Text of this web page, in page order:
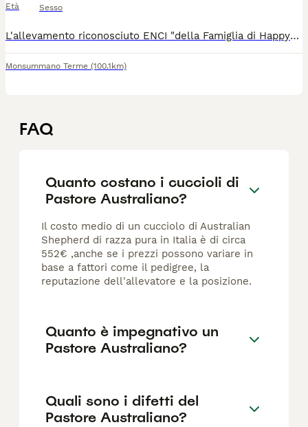
Età Sesso
L'allevamento riconosciuto ENCI "della Famiglia di Happy" annuncia la disponibilità di 3 cuccioli di razza Pastore Australiano (Australian Shepherd o Aussie). Sono nati a metà Aprile 2026. Hanno quasi 3 mesi di vita, sono prontissimi per cambiare casa. Sono: ZEUS: maschio tricolore rosso con occhi dorati, il più grosso della cucciolata, carattere più dominante. ERMES: maschio tricolore nero, il più piccolo della cucciolata, dolcissimo e tranquillo, occhi colore beige. NETTUNO: maschio tricolore rosso con occhi azzurri. Per Nettuno sto cercando una famiglia che abiti a massimo un'ora di distanza da me per una collaborazione come riproduttore. Il pelo sarà medio-lungo, morbidissimo. Hanno tutti la coda lunga. Da adulti raggiungeranno circa 20 kg. Sono allevati in casa con giardino, con tante cure e amore da Elena (laureata in Scienze e Tecnologie delle Produzioni Animali, Facoltà di Veterinaria). I cuccioli stanno ricevendo un'ottima socializzazione con diversi tipi di cani (faccio anche pensione casalinga). Vengono svezzati con mangime naturale Reico, con alta % di carne biologica. 3 sverminazioni, 4 vaccinazioni, microchip e registrazione all'anagrafe canina dell'ASL, Pedigree ENCI. Il Pastore Australiano è un cane da lavoro, molto intelligente e vivace, curioso, agile, giocherellone per tutta la vita, molto affettuoso. Adatto anche a famiglie con bambini e a qualsiasi sport cinofilo e a gare di bellezza. Genitori esenti da displasie e da malattie genetiche di razza. Potete venire a conoscere la madre coi cuccioli nel mio allevamento "della Famiglia di Happy" a Monsummano Terme (PT), località Cintolese. Il papà dei cuccioli invece è dell' allevamento della Valsecca Dog in Liguria. I cuccioli verranno ceduti con tutti i certificati, lezione base di educazione cinofila e consulenza alimentare. Facendo pensione per animali, posso tenere il vostro cucciolo durante le vostre ferie. Contattatemi solo al telefono
Monsummano Terme (100.1km)
FAQ
Quanto costano i cuccioli di
Pastore Australiano?
Il costo medio di un cucciolo di Australian
Shepherd di razza pura in Italia è di circa
552€ ,anche se i prezzi possono variare in
base a fattori come il pedigree, la
reputazione dell'allevatore e la posizione.
Quanto è impegnativo un
Pastore Australiano?
Quali sono i difetti del
Pastore Australiano?